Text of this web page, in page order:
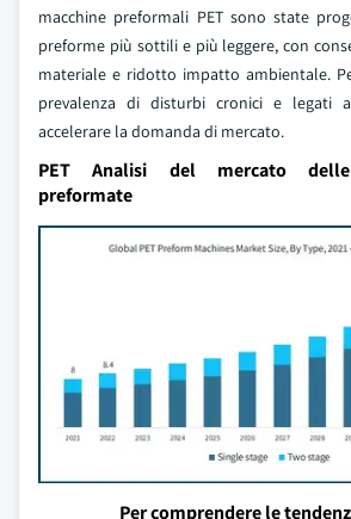
macchine preformali PET sono state
preforme più sottili e più leggere, con
materiale e ridotto impatto ambientale.
prevalenza di disturbi cronici e legati
accelerare la domanda di mercato.
PET Analisi del mercato delle
preformate
Per comprendere le